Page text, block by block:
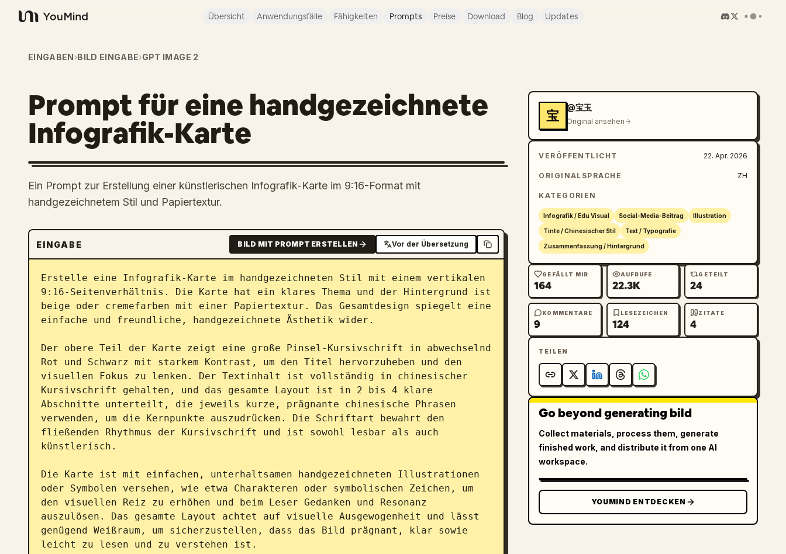
YouMind
Übersicht Anwendungsfälle Fähigkeiten Prompts Preise Download Blog Updates
EINGABEN›BILD EINGABE›GPT IMAGE 2
Prompt für eine handgezeichnete
Infografik-Karte
Ein Prompt zur Erstellung einer künstlerischen Infografik-Karte im 9:16-Format mit
handgezeichnetem Stil und Papiertextur.
EINGABE BILD MIT PROMPT ERSTELLEN Vor der Übersetzung
Erstelle eine Infografik-Karte im handgezeichneten Stil mit einem vertikalen
9:16-Seitenverhältnis. Die Karte hat ein klares Thema und der Hintergrund ist
beige oder cremefarben mit einer Papiertextur. Das Gesamtdesign spiegelt eine
einfache und freundliche, handgezeichnete Ästhetik wider.
Der obere Teil der Karte zeigt eine große Pinsel-Kursivschrift in abwechselnd
Rot und Schwarz mit starkem Kontrast, um den Titel hervorzuheben und den
visuellen Fokus zu lenken. Der Textinhalt ist vollständig in chinesischer
Kursivschrift gehalten, und das gesamte Layout ist in 2 bis 4 klare
Abschnitte unterteilt, die jeweils kurze, prägnante chinesische Phrasen
verwenden, um die Kernpunkte auszudrücken. Die Schriftart bewahrt den
fließenden Rhythmus der Kursivschrift und ist sowohl lesbar als auch
künstlerisch.
Die Karte ist mit einfachen, unterhaltsamen handgezeichneten Illustrationen
oder Symbolen versehen, wie etwa Charakteren oder symbolischen Zeichen, um
den visuellen Reiz zu erhöhen und beim Leser Gedanken und Resonanz
auszulösen. Das gesamte Layout achtet auf visuelle Ausgewogenheit und lässt
genügend Weißraum, um sicherzustellen, dass das Bild prägnant, klar sowie
leicht zu lesen und zu verstehen ist.
宝
@宝玉
Original ansehen
VERÖFFENTLICHT 22. Apr. 2026
ORIGINALSPRACHE ZH
KATEGORIEN
Infografik / Edu Visual Social-Media-Beitrag Illustration
Tinte / Chinesischer Stil Text / Typografie
Zusammenfassung / Hintergrund
GEFÄLLT MIR
164
AUFRUFE
22.3K
GETEILT
24
KOMMENTARE
9
LESEZEICHEN
124
ZITATE
4
TEILEN
Go beyond generating bild
Collect materials, process them, generate
finished work, and distribute it from one AI
workspace.
YOUMIND ENTDECKEN